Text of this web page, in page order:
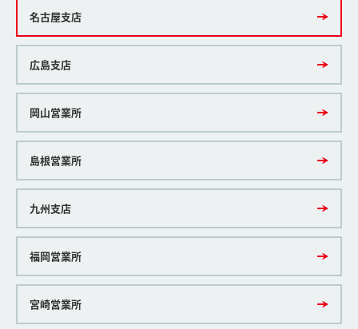
名古屋支店
広島支店
岡山営業所
島根営業所
九州支店
福岡営業所
宮崎営業所